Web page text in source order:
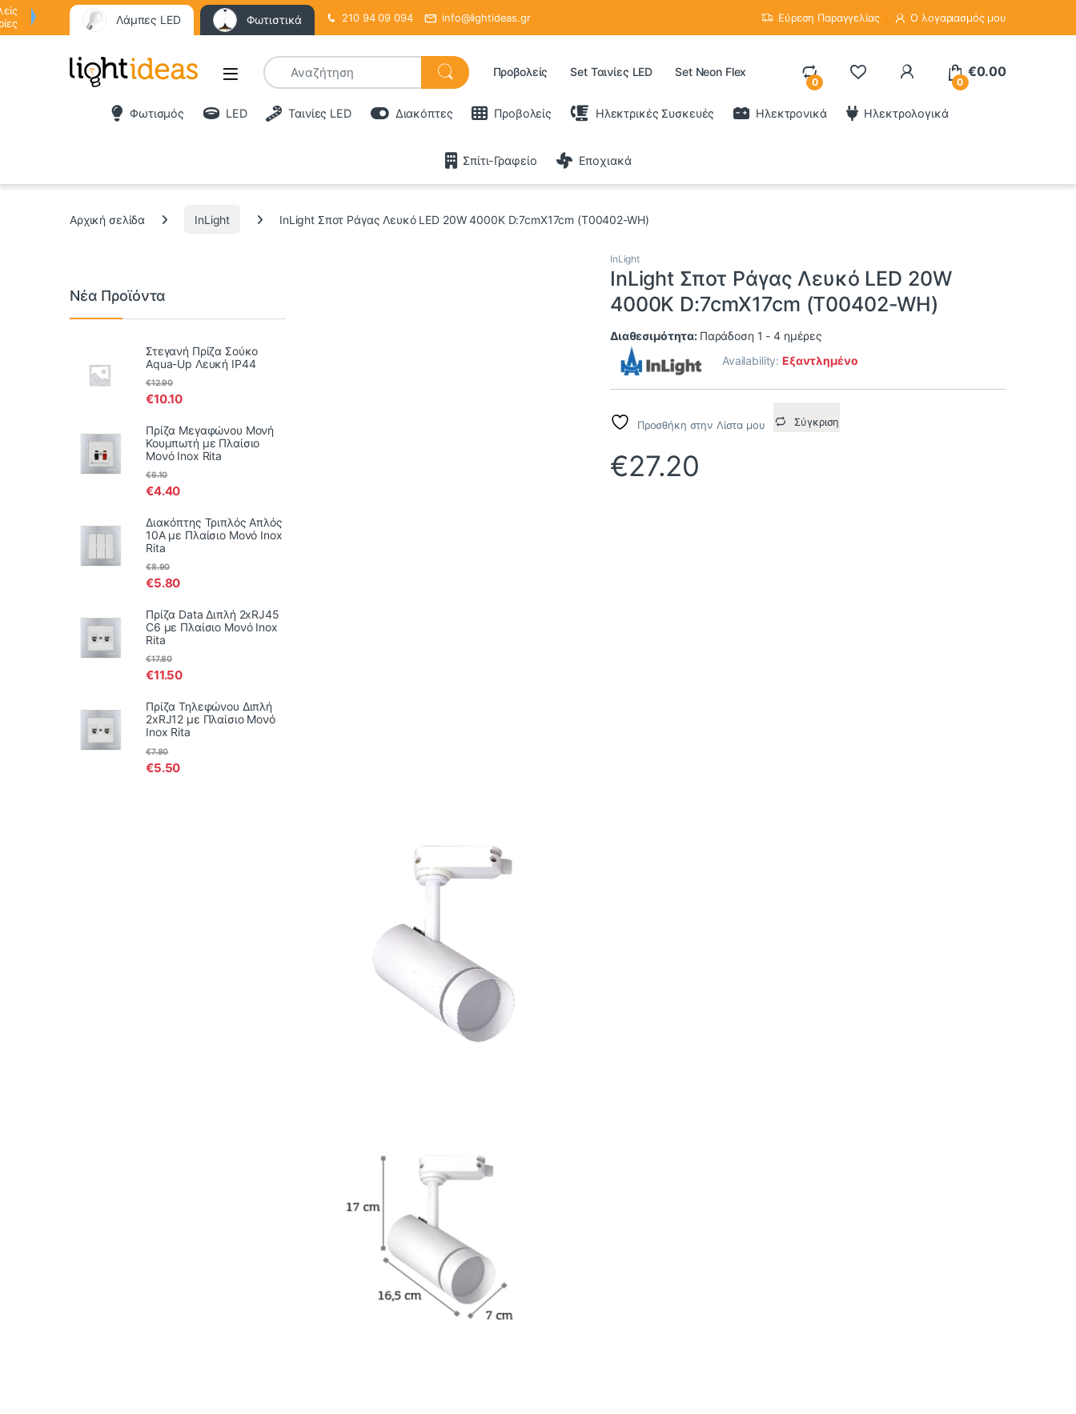
Λάμπες LED Φωτιστικά 210 94 09 094 info@lightideas.gr Εύρεση Παραγγελίας Ο λογαριασμός μου
Προβολείς Set Ταινίες LED Set Neon Flex
0 0
€0.00
Φωτισμός LED Ταινίες LED Διακόπτες Προβολείς Ηλεκτρικές Συσκευές Ηλεκτρονικά Ηλεκτρολογικά
Σπίτι-Γραφείο Εποχιακά
Αρχική σελίδα InLight InLight Σποτ Ράγας Λευκό LED 20W 4000K D:7cmX17cm (T00402-WH)
InLight
InLight Σποτ Ράγας Λευκό LED 20W
4000K D:7cmX17cm (T00402-WH)
Διαθεσιμότητα: Παράδοση 1 - 4 ημέρες
Availability:Εξαντλημένο
Προσθήκη στην Λίστα μου Σύγκριση
€27.20
Νέα Προϊόντα
Στεγανή Πρίζα Σούκο
Aqua-Up Λευκή IP44
€10.10
€12.90
Πρίζα Μεγαφώνου Μονή
Κουμπωτή με Πλαίσιο
Μονό Inox Rita
€4.40
€6.10
Διακόπτης Τριπλός Απλός
10Α με Πλαίσιο Μονό Inox
Rita
€5.80
€8.90
Πρίζα Data Διπλή 2xRJ45
C6 με Πλαίσιο Μονό Inox
Rita
€11.50
€17.80
Πρίζα Τηλεφώνου Διπλή
2xRJ12 με Πλαίσιο Μονό
Inox Rita
€5.50
€7.80